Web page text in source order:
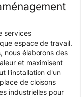
services
espace de travail.
nous élaborons des
et maximisent
l'installation d'un
de cloisons
industrielles pour